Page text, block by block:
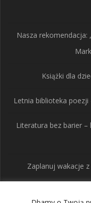
Nasza rekomendacja:
Książki dla
Letnia biblioteka
Literatura bez barier
Zaplanuj wakacje